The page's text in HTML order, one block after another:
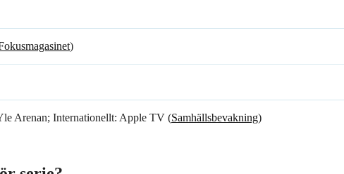
)
Arenan; Internationellt: Apple TV (Samhällsbevakning)